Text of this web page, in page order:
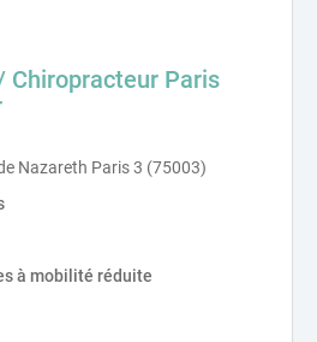
Chiropracteur Paris
Nazareth Paris 3 (75003)
à mobilité réduite